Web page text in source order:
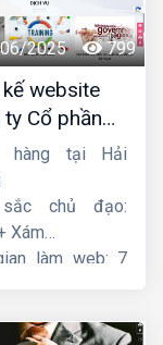
2025 799
website
ty Cổ phần
hàng hải
hàng tại Hải
chủ đạo:
Xám
làm web: 7